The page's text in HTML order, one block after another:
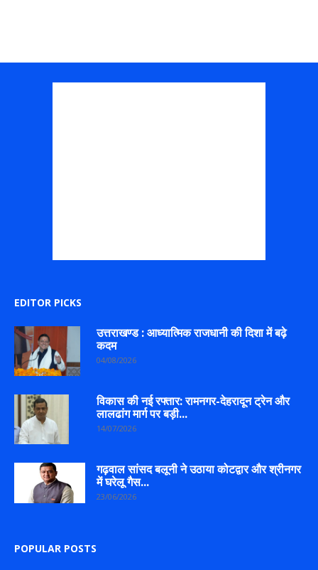
EDITOR PICKS
उत्तराखण्ड : आध्यात्मिक राजधानी की दिशा में बढ़े
कदम
04/08/2026
विकास की नई रफ्तार: रामनगर-देहरादून ट्रेन और
लालढांग मार्ग पर बड़ी...
14/07/2026
गढ़वाल सांसद बलूनी ने उठाया कोटद्वार और श्रीनगर
में घरेलू गैस...
23/06/2026
POPULAR POSTS